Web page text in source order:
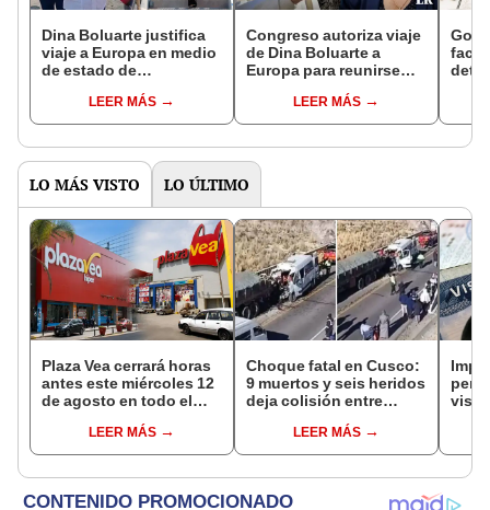
Dina Boluarte justifica
viaje a Europa en medio
de estado de
"Es importante"
LEER MÁS
Congreso autoriza viaje
de Dina Boluarte a
Europa para reunirse
LEER MÁS
LO MÁS VISTO LO ÚLTIMO
Plaza Vea cerrará horas
antes este miércoles 12
de agosto en todo el
hasta las 7 p.m.
LEER MÁS
Choque fatal en Cusco:
9 muertos y seis heridos
deja colisión entre
EspinarLEER MÁS